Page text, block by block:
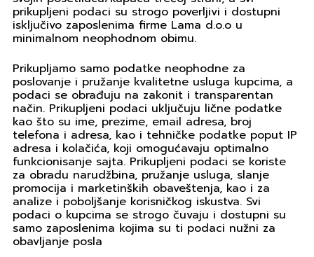
prikupljeni podaci su strogo poverljivi i dostupni
isključivo zaposlenima firme Lama d.o.o u
minimalnom neophodnom obimu.
Prikupljamo samo podatke neophodne za
poslovanje i pružanje kvalitetne usluga kupcima, a
podaci se obrađuju na zakonit i transparentan
način. Prikupljeni podaci uključuju lične podatke
kao što su ime, prezime, email adresa, broj
telefona i adresa, kao i tehničke podatke poput IP
adresa i kolačića, koji omogućavaju optimalno
funkcionisanje sajta. Prikupljeni podaci se koriste
za obradu narudžbina, pružanje usluga, slanje
promocija i marketinških obaveštenja, kao i za
analize i poboljšanje korisničkog iskustva. Svi
podaci o kupcima se strogo čuvaju i dostupni su
samo zaposlenima kojima su ti podaci nužni za
obavljanje posla